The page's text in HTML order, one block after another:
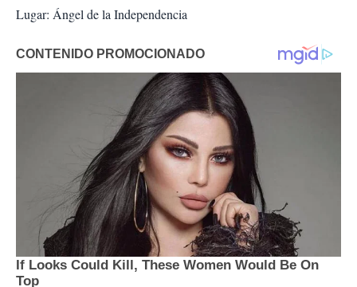
Lugar: Ángel de la Independencia